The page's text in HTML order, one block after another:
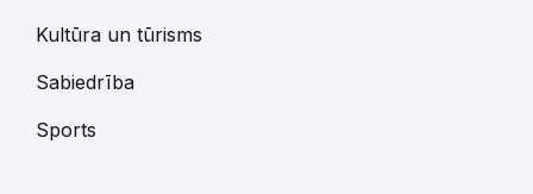
Kultūra un tūrisms
Sabiedrība
Sports